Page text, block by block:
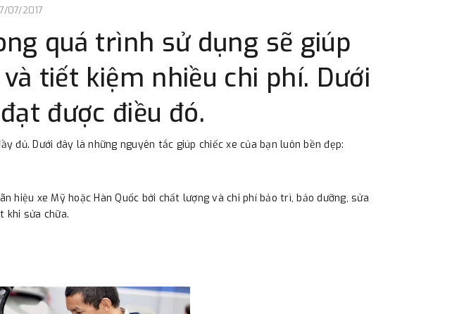
07/2017
quá trình sử dụng sẽ giúp
tiết kiệm nhiều chi phí. Dưới
được điều đó.
đủ. Dưới đây là những nguyên tắc giúp chiếc xe của bạn luôn bền đẹp:
hiệu xe Mỹ hoặc Hàn Quốc bởi chất lượng và chi phí bảo trì, bảo dưỡng, sửa
khi sửa chữa.